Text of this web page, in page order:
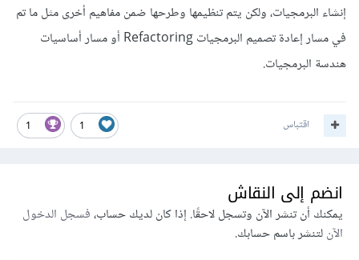
إنشاء البرمجيات، ولكن يتم تنظيمها وطرحها ضمن مفاهيم أخرى مثل ما تم
في مسار إعادة تصميم البرمجيات Refactoring أو مسار أساسيات
هندسة البرمجيات.
1
1 اقتباس
انضم إلى النقاش
يمكنك أن تنشر الآن وتسجل لاحقًا. إذا كان لديك حساب،فسجل الدخول
الآنلتنشر باسم حسابك.